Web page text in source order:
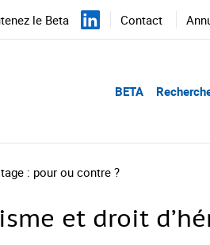
le Beta Contact
BETA
: pour ou contre ?
et droit